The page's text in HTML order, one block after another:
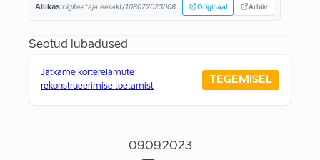
Allikas:riigiteataja.ee/akt/108072023008... Originaal Arhiiv
Seotud lubadused
Jätkame korterelamute
rekonstrueerimise toetamist
TEGEMISEL
09.09.2023